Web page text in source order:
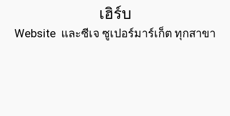
เฮิร์บ
Website และซีเจ ซูเปอร์มาร์เก็ต ทุกสาขา